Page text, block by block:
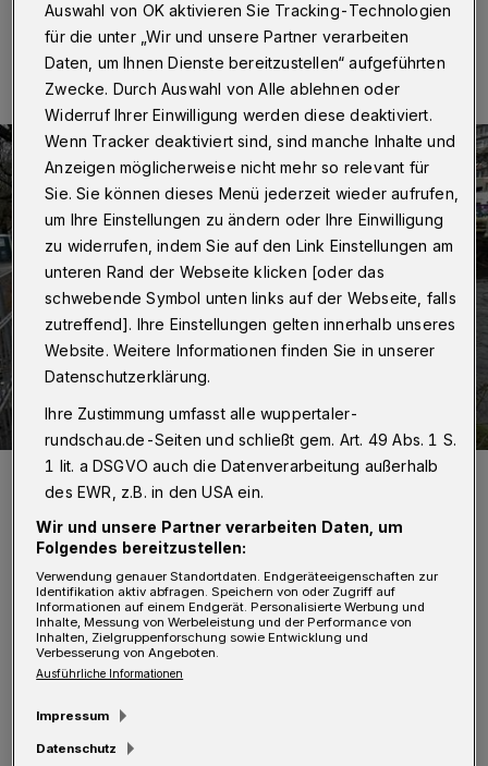
06.03.2024 , 13:30 Uhr Eine Minute Lesezeit
Die Testläufe auf Höhe der Rosenau waren erfolgreich.
Foto: Wuppertaler Rundschau/Simone Bahrmann
N ach den Regenfällen der vergangenen
Monate hatte das Organisationsteam –
Auswahl von OK aktivieren Sie Tracking-Technologien
für die unter „Wir und unsere Partner verarbeiten
Daten, um Ihnen Dienste bereitzustellen“ aufgeführten
Zwecke. Durch Auswahl von Alle ablehnen oder
Widerruf Ihrer Einwilligung werden diese deaktiviert.
Wenn Tracker deaktiviert sind, sind manche Inhalte und
Anzeigen möglicherweise nicht mehr so relevant für
Sie. Sie können dieses Menü jederzeit wieder aufrufen,
um Ihre Einstellungen zu ändern oder Ihre Einwilligung
zu widerrufen, indem Sie auf den Link Einstellungen am
unteren Rand der Webseite klicken [oder das
schwebende Symbol unten links auf der Webseite, falls
zutreffend]. Ihre Einstellungen gelten innerhalb unseres
Website. Weitere Informationen finden Sie in unserer
Datenschutzerklärung.
Ihre Zustimmung umfasst alle wuppertaler-
rundschau.de-Seiten und schließt gem. Art. 49 Abs. 1 S.
1 lit. a DSGVO auch die Datenverarbeitung außerhalb
des EWR, z.B. in den USA ein.
Wir und unsere Partner verarbeiten Daten, um
Folgendes bereitzustellen:
Verwendung genauer Standortdaten. Endgeräteeigenschaften zur
Identifikation aktiv abfragen. Speichern von oder Zugriff auf
Informationen auf einem Endgerät. Personalisierte Werbung und
Inhalte, Messung von Werbeleistung und der Performance von
Inhalten, Zielgruppenforschung sowie Entwicklung und
Verbesserung von Angeboten.
Ausführliche Informationen
Impressum
Datenschutz